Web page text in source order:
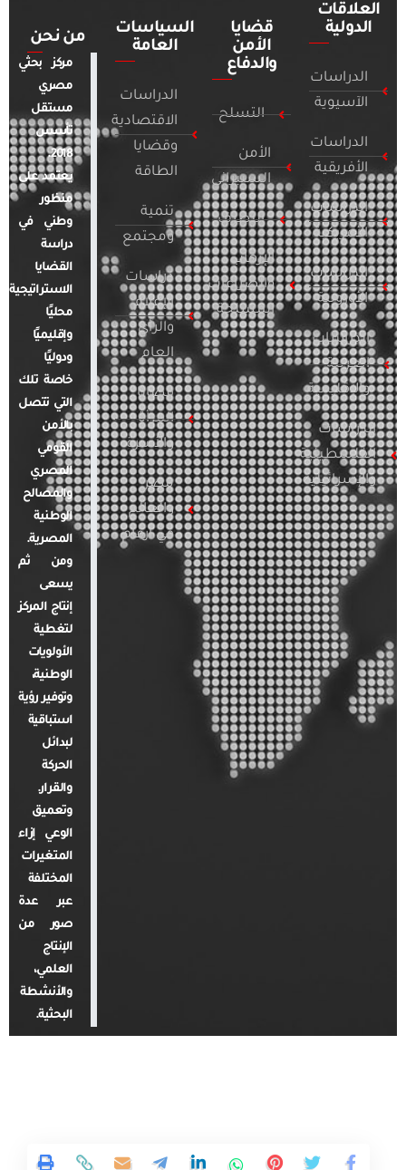
العلاقات
الدولية
الدراسات
الآسيوية
الدراسات
الأفريقية
الدراسات
الأمريكية
الدراسات
الأوروبية
الدراسات
العربية
والإقليمية
الدراسات
الفلسطينية
والإسرائيلية
قضايا
الأمن
والدفاع
التسلح
الأمن
السيبراني
التطرف
الإرهاب
والصراعات
المسلحة
السياسات
العامة
الدراسات
الاقتصادية
وقضايا
الطاقة
تنمية
ومجتمع
دراسات
الإعلام
والرأي
العام
قضايا
المرأة
والأسرة
مصر
والعالم
في أرقام
من نحن
مركز بحثي
مصري
مستقل
تأسس
2018.
يعتمد على
منظور
وطني في
دراسة
القضايا
الاستراتيجية
محليًا
وإقليميًا
ودوليًا
خاصة تلك
التي تتصل
بالأمن
القومي
المصري
والمصالح
الوطنية
المصرية.
ومن ثم
يسعى
إنتاج المركز
لتغطية
الأولويات
الوطنية،
وتوفير رؤية
استباقية
لبدائل
الحركة
والقرار.
وتعميق
الوعي إزاء
المتغيرات
المختلفة
عبر عدة
صور من
الإنتاج
العلمي،
والأنشطة
البحثية.